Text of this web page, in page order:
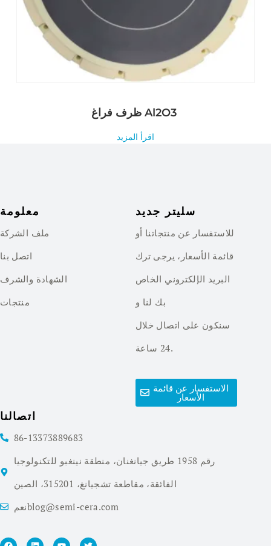
ظرف فراغ Al2O3
اقرأ المزيد
معلومة
ملف الشركة
اتصل بنا
الشهادة والشرف
منتجات
سليتر جديد
للاستفسار عن منتجاتنا أو
قائمة الأسعار، يرجى ترك
البريد الإلكتروني الخاص
بك لنا و
سنكون على اتصال خلال
24 ساعة.
الاستفسار عن قائمة
الأسعار
اتصالنا
86-13373889683
رقم 1958 طريق جيانغنان، منطقة نينغبو للتكنولوجيا
الفائقة، مقاطعة تشجيانغ، 315201، الصين
نعمblog@semi-cera.com